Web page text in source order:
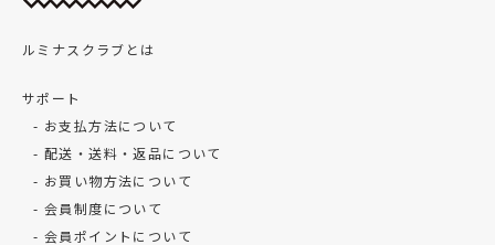
ルミナスクラブとは
サポート
お支払方法について
配送・送料・返品について
お買い物方法について
会員制度について
会員ポイントについて